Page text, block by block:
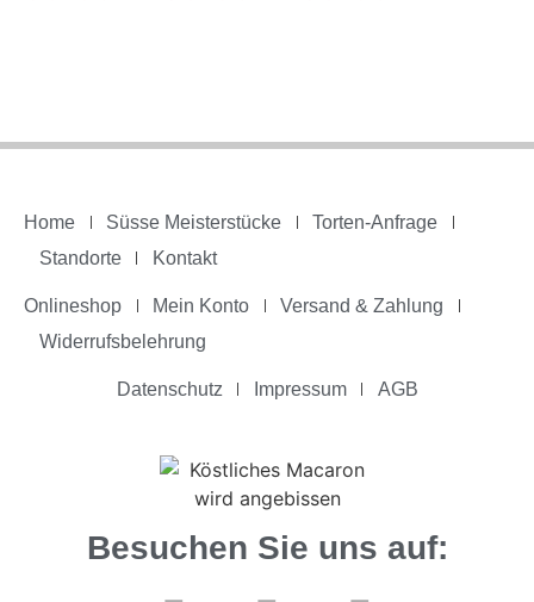
Home Süsse Meisterstücke
Torten-Anfrage
Standorte
Kontakt
Onlineshop Mein Konto
Versand & Zahlung
Widerrufsbelehrung
Datenschutz Impressum AGB
Besuchen Sie uns auf: